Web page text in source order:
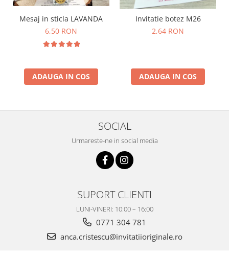
Mesaj in sticla LAVANDA
6,50 RON
ADAUGA IN COS
Invitatie botez M26
2,64 RON
ADAUGA IN COS
SOCIAL
Urmareste-ne in social media
SUPORT CLIENTI
LUNI-VINERI: 10:00 – 16:00
0771 304 781
anca.cristescu@invitatiioriginale.ro